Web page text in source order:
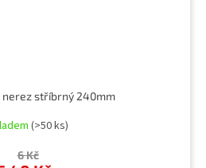
nerez stříbrný 240mm
(>50 ks)
6 Kč